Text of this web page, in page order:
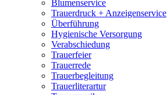
Blumenservice
Trauerdruck + Anzeigenservice
Überführung
Hygienische Versorgung
Verabschiedung
Trauerfeier
Trauerrede
Trauerbegleitung
Trauerliterartur